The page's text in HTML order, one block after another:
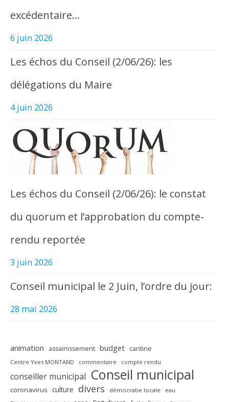
excédentaire…
6 juin 2026
Les échos du Conseil (2/06/26): les
délégations du Maire
4 juin 2026
Les échos du Conseil (2/06/26): le constat
du quorum et l’approbation du compte-
rendu reportée
3 juin 2026
Conseil municipal le 2 Juin, l’ordre du jour:
28 mai 2026
animation assainissement budget cantine
Centre Yves MONTAND commentaire compte rendu
conseiller municipal Conseil municipal
coronavirus culture divers démocratie locale eau